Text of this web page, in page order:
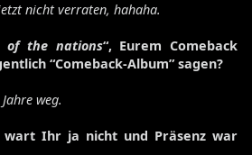
nicht verraten, hahaha.
of the nations“, Eurem Comeback
“Comeback-Album” sagen?
weg.
Ihr ja nicht und Präsenz war